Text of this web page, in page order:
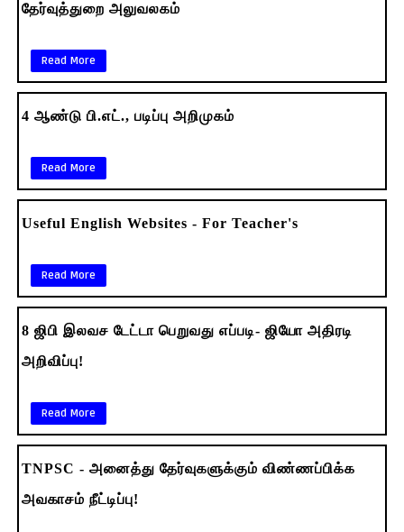
தேர்வுத்துறை அலுவலகம்
Read More
4 ஆண்டு பி.எட்., படிப்பு அறிமுகம்
Read More
Useful English Websites - For Teacher's
Read More
8 ஜிபி இலவச டேட்டா பெறுவது எப்படி- ஜியோ அதிரடி
அறிவிப்பு!
Read More
TNPSC - அனைத்து தேர்வுகளுக்கும் விண்ணப்பிக்க
அவகாசம் நீட்டிப்பு!